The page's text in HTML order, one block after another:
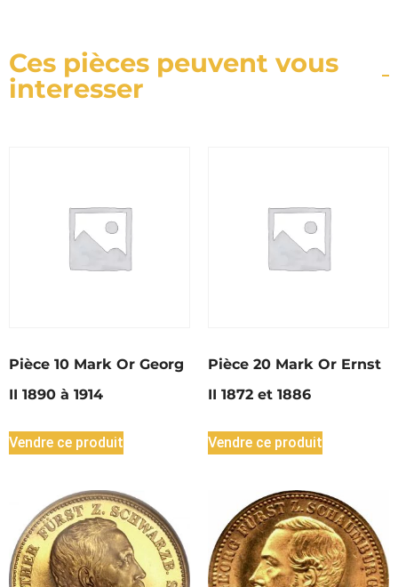
Ces pièces peuvent vous
interesser
Pièce 10 Mark Or Georg
II 1890 à 1914
Vendre ce produit
Pièce 20 Mark Or Ernst
II 1872 et 1886
Vendre ce produit